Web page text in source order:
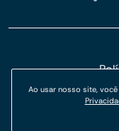
©
Ao usar nosso site,